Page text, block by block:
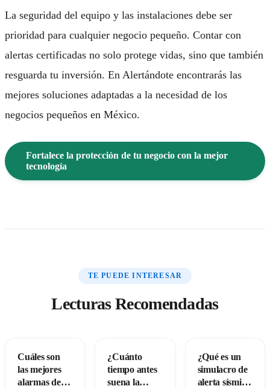
La seguridad del equipo y las instalaciones debe ser
prioridad para cualquier negocio pequeño. Contar con
alertas certificadas no solo protege vidas, sino que también
resguarda tu inversión. En Alertándote encontrarás las
mejores soluciones adaptadas a la necesidad de los
negocios pequeños en México.
Fortalece la protección de tu negocio con la mejor
tecnología
TE PUEDE INTERESAR
Lecturas Recomendadas
Cuáles son
las mejores
alarmas de
¿Cuánto
tiempo antes
suena la
¿Qué es un
simulacro de
alerta sísmica